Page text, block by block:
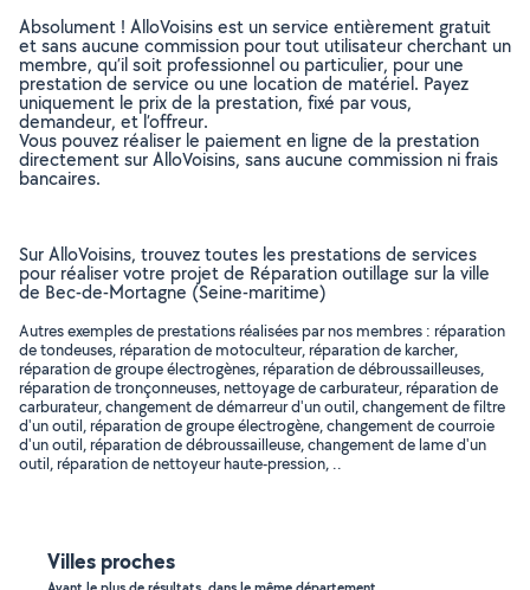
Absolument ! AlloVoisins est un service entièrement gratuit
et sans aucune commission pour tout utilisateur cherchant un
membre, qu’il soit professionnel ou particulier, pour une
prestation de service ou une location de matériel. Payez
uniquement le prix de la prestation, fixé par vous,
demandeur, et l’offreur.
Vous pouvez réaliser le paiement en ligne de la prestation
directement sur AlloVoisins, sans aucune commission ni frais
bancaires.
Sur AlloVoisins, trouvez toutes les prestations de services
pour réaliser votre projet de Réparation outillage sur la ville
de Bec-de-Mortagne (Seine-maritime)
Autres exemples de prestations réalisées par nos membres : réparation
de tondeuses, réparation de motoculteur, réparation de karcher,
réparation de groupe électrogènes, réparation de débroussailleuses,
réparation de tronçonneuses, nettoyage de carburateur, réparation de
carburateur, changement de démarreur d'un outil, changement de filtre
d'un outil, réparation de groupe électrogène, changement de courroie
d'un outil, réparation de débroussailleuse, changement de lame d'un
outil, réparation de nettoyeur haute-pression, ..
Villes proches